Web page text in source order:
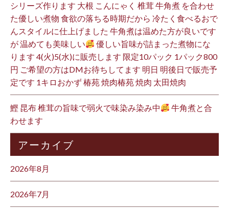
シリーズ作ります 大根 こんにゃく 椎茸 牛角煮 を合わせ
た優しい煮物 食欲の落ちる時期だから 冷たく食べるおで
んスタイルに仕上げました 牛角煮は温めた方が良いです
が 温めても美味しい
優しい旨味が詰まった煮物にな
ります 4(火)5(水)に販売します 限定10パック 1パック800
円 ご希望の方はDMお待ちしてます 明日 明後日で販売予
定です 1キロおかず 椿苑 焼肉椿苑 焼肉 太田焼肉
鰹 昆布 椎茸の旨味で弱火で味染み染み中
牛角煮と合
わせます
アーカイブ
2026年8月
2026年7月